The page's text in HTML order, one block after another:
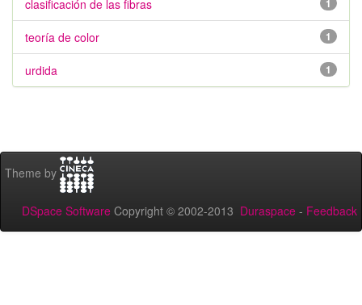
1
clasificación de las fibras
1
teoría de color
1
urdida
Theme by
DSpace Software Copyright © 2002-2013 Duraspace - Feedback